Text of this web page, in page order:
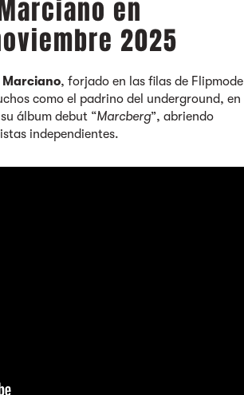
en
2025
Marciano, forjado en las filas de Flipmode
como el padrino del underground, en
álbum debut “Marcberg”, abriendo
independientes.